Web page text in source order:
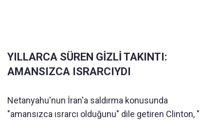
YILLARCA SÜREN GİZLİ TAKINTI:
AMANSIZCA ISRARCIYDI
Netanyahu'nun İran'a saldırma konusunda
"amansızca ısrarcı olduğunu" dile getiren Clinton, "